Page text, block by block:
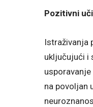
Pozitivni
Istraživanja
uključujući i
na povoljan